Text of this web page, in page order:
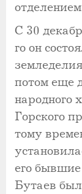
С 30
го он
потом еще
народного
Горского
тому
его
Бутаев